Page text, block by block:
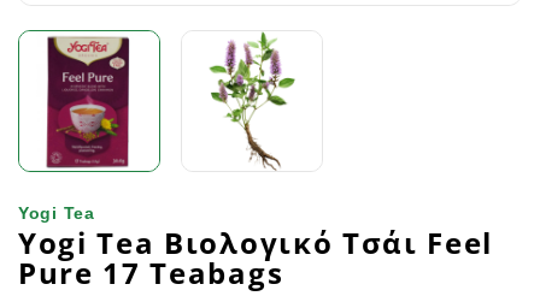
Yogi Tea
Yogi Tea Βιολογικό Τσάι Feel
Pure 17 Teabags